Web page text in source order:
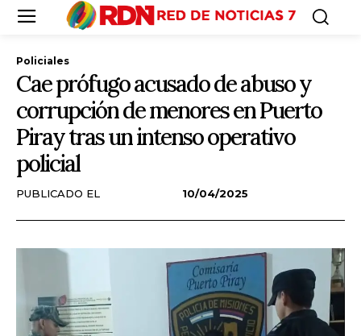
Policiales
Cae prófugo acusado de abuso y
corrupción de menores en Puerto
Piray tras un intenso operativo
policial
PUBLICADO EL 10/04/2025